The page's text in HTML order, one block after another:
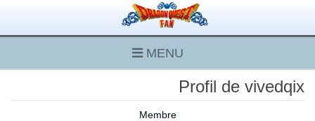
MENU
Profil de vivedqix
Membre